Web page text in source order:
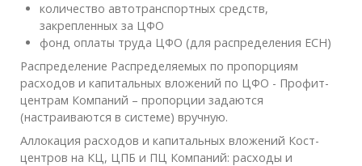
количество автотранспортных средств,
закрепленных за ЦФО
фонд оплаты труда ЦФО (для распределения ЕСН)
Распределение Распределяемых по пропорциям
расходов и капитальных вложений по ЦФО - Профит-
центрам Компаний – пропорции задаются
(настраиваются в системе) вручную.
Аллокация расходов и капитальных вложений Кост-
центров на КЦ, ЦПБ и ПЦ Компаний: расходы и